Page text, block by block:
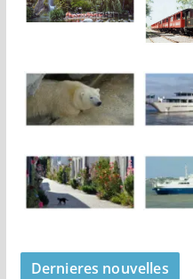
Dernieres nouvelles